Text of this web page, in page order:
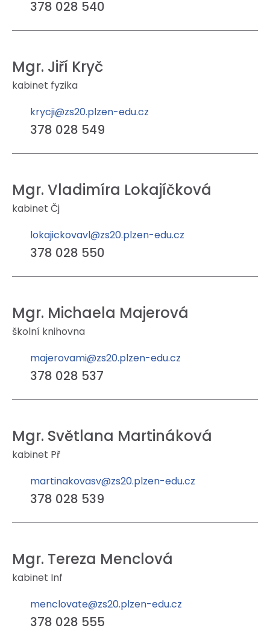
378 028 540
Mgr. Jiří Kryč
kabinet fyzika
krycji@zs20.plzen-edu.cz
378 028 549
Mgr. Vladimíra Lokajíčková
kabinet Čj
lokajickovavl@zs20.plzen-edu.cz
378 028 550
Mgr. Michaela Majerová
školní knihovna
majerovami@zs20.plzen-edu.cz
378 028 537
Mgr. Světlana Martináková
kabinet Př
martinakovasv@zs20.plzen-edu.cz
378 028 539
Mgr. Tereza Menclová
kabinet Inf
menclovate@zs20.plzen-edu.cz
378 028 555